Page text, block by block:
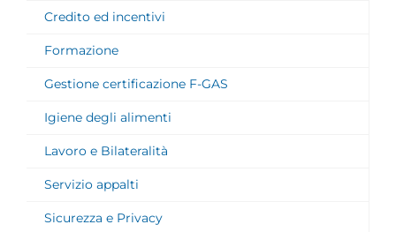
Credito ed incentivi
Formazione
Gestione certificazione F-GAS
Igiene degli alimenti
Lavoro e Bilateralità
Servizio appalti
Sicurezza e Privacy